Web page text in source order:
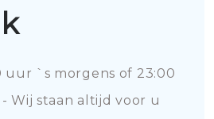
uur `s morgens of 23:00
Wij staan altijd voor u